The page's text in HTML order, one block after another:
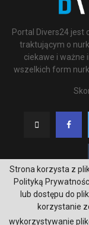
Portal Divers24
traktującym o
ciekawe i ważne
wszelkich form
@2020 -
Strona korzysta z
Polityką
lub dostępu do
korzystanie
wykorzystywanie